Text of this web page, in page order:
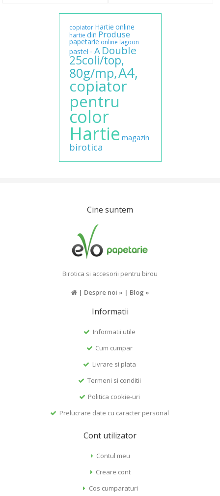
copiator Hartie online
hartie din Produse
papetarie online lagoon
pastel -A Double
25coli/top,
80g/mp,A4,
copiator
pentru
color
Hartie magazin
birotica
Cine suntem
Birotica si accesorii pentru birou
| Despre noi » | Blog »
Informatii
Informatii utile
Cum cumpar
Livrare si plata
Termeni si conditii
Politica cookie-uri
Prelucrare date cu caracter personal
Cont utilizator
Contul meu
Creare cont
Cos cumparaturi